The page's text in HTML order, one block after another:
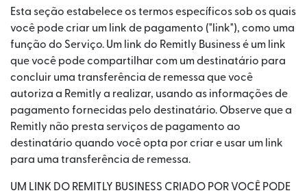
Esta seção estabelece os termos específicos sob os quais
você pode criar um link de pagamento ("link"), como uma
função do Serviço. Um link do Remitly Business é um link
que você pode compartilhar com um destinatário para
concluir uma transferência de remessa que você
autoriza a Remitly a realizar, usando as informações de
pagamento fornecidas pelo destinatário. Observe que a
Remitly não presta serviços de pagamento ao
destinatário quando você opta por criar e usar um link
para uma transferência de remessa.
UM LINK DO REMITLY BUSINESS CRIADO POR VOCÊ PODE